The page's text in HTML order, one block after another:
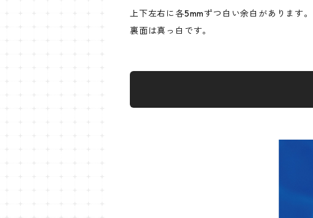
上下左右に各5mmずつ白い余白があります。
裏面は真っ白です。